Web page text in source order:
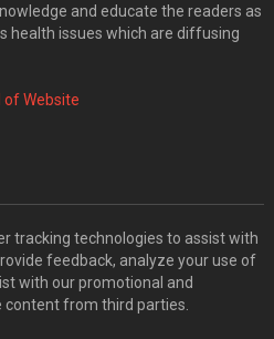
and educate the readers as
health issues which are diffusing
of Website
tracking technologies to assist with
feedback, analyze your use of
with our promotional and
from third parties.